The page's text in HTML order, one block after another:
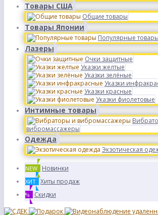
Товары США
Общие товары
Товары Японии
Популярные товары
Лазеры
Очки защитные
Указки желтые
Указки зелёные
Указки
Указки красные
Указки фиолетовые
Интимные товары
вибромассажеры
Одежда
Экзотическая
NEW Новинки
ХИТ Хиты продаж
% Скидки